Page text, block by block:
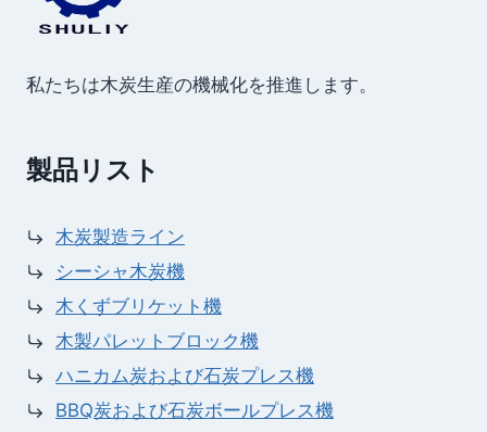
私たちは木炭生産の機械化を推進します。
製品リスト
木炭製造ライン
シーシャ木炭機
木くずブリケット機
木製パレットブロック機
ハニカム炭および石炭プレス機
BBQ炭および石炭ボールプレス機